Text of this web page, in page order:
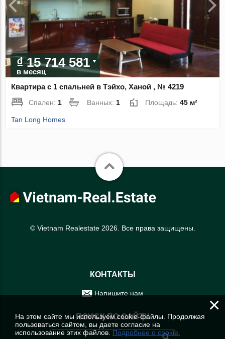
₫ 15 714 581
в месяц
Квартира с 1 спальней в Тэйхо, Ханой , № 4219
Спален: 1 Ванных: 1 Площадь:45 м²
Tan Long Homes
© Vietnam Realestate 2026. Все права защищены.
КОНТАКТЫ
Напишите нам
ПОИСК ПО САЙТУ
×
На этом сайте мы используем cookie-файлы. Продолжая
пользоваться сайтом, вы даете согласие на
использование этих файлов. Подробнее о cookie.